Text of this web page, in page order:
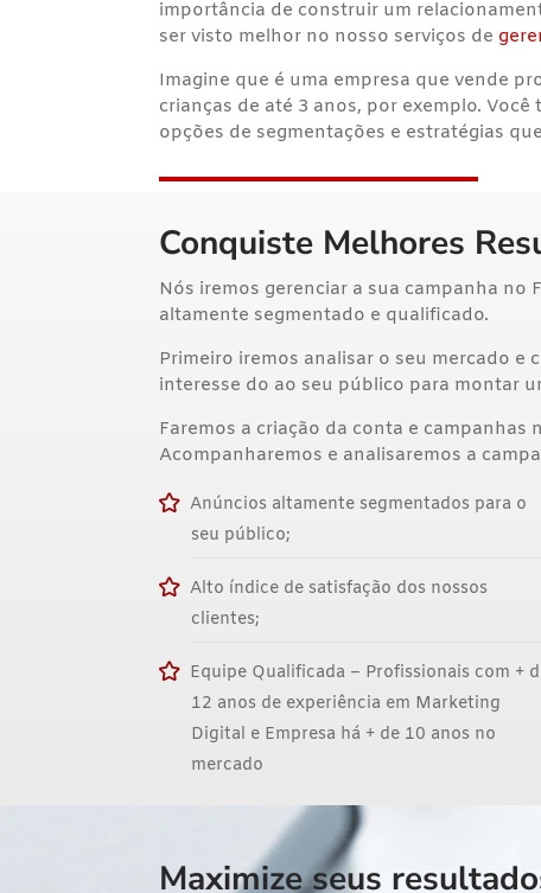
importância de construir um
ser visto melhor no nosso serviços de
Imagine que é uma empresa que vende
crianças de até 3 anos, por exemplo.
opções de segmentações e estratégias
Conquiste Melhores
Nós iremos gerenciar a sua campanha
altamente segmentado e qualificado.
Primeiro iremos analisar o seu mercado
interesse do ao seu público para montar
Faremos a criação da conta e
Acompanharemos e analisaremos a
Anúncios altamente segmentados para o
seu público;
Alto índice de satisfação dos nossos
clientes;
Equipe Qualificada – Profissionais com +
12 anos de experiência em Marketing
Digital e Empresa há + de 10 anos no
mercado
Maximize seus